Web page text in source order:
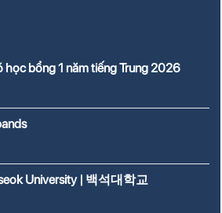
học bổng 1 năm tiếng Trung 2026
University | 백석대학교